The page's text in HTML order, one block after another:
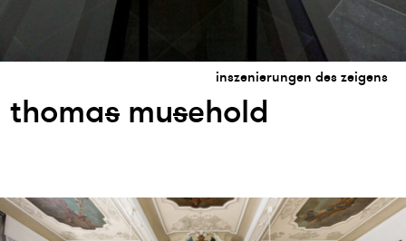
inszenierungen des zeigens
thomasmusehold